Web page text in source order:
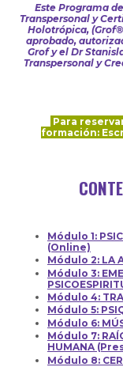
Este Programa
Transpersonal y
Holotrópica,
aprobado,
Grof y el Dr
Transpersonal y
Para
formación:
Módulo 1:
(Online)
Módulo 2: LA
Módulo 3:
Módulo 4:
Módulo 5:
Módulo 6:
Módulo 7:
HUMANA
Módulo 8: